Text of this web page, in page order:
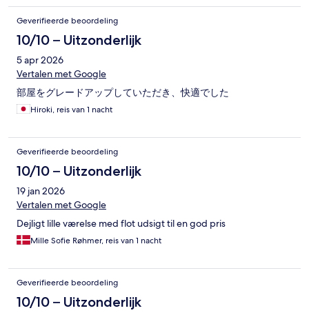
Geverifieerde beoordeling
10/10 – Uitzonderlijk
5 apr 2026
Vertalen met Google
部屋をグレードアップしていただき、快適でした
Hiroki, reis van 1 nacht
Geverifieerde beoordeling
10/10 – Uitzonderlijk
19 jan 2026
Vertalen met Google
Dejligt lille værelse med flot udsigt til en god pris
Mille Sofie Røhmer, reis van 1 nacht
Geverifieerde beoordeling
10/10 – Uitzonderlijk